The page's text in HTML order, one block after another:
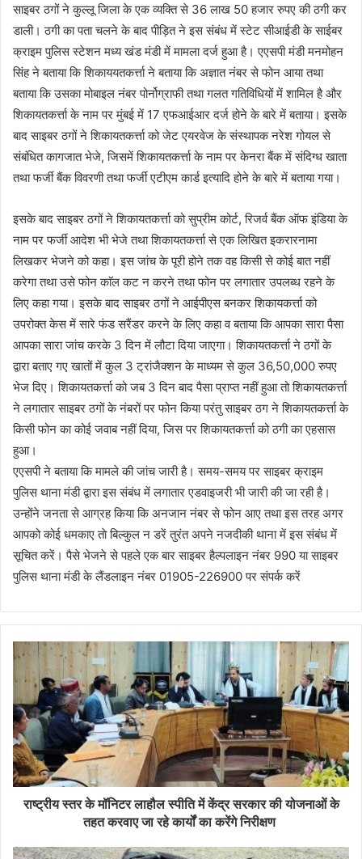
साइबर ठगों ने कुल्लू जिला के एक व्यक्ति से 36 लाख 50 हजार रुपए की ठगी कर
डाली। ठगी का पता चलने के बाद पीड़ित ने इस संबंध में स्टेट सीआईडी के साईबर
क्राइम पुलिस स्टेशन मध्य खंड मंडी में मामला दर्ज हुआ है। एएसपी मंडी मनमोहन
सिंह ने बताया कि शिकाययतकर्त्ता ने बताया कि अज्ञात नंबर से फोन आया तथा
बताया कि उसका मोबाइल नंबर पोर्नोग्राफी तथा गलत गतिविधियों में शामिल है और
शिकायतकर्त्ता के नाम पर मुंबई में 17 एफआईआर दर्ज होने के बारे में बताया। इसके
बाद साइबर ठगों ने शिकायतकर्त्ता को जेट एयरवेज के संस्थापक नरेश गोयल से
संबंधित कागजात भेजे, जिसमें शिकायतकर्त्ता के नाम पर केनरा बैंक में संदिग्ध खाता
तथा फर्जी बैंक विवरणी तथा फर्जी एटीएम कार्ड इत्यादि होने के बारे में बताया गया।
इसके बाद साइबर ठगों ने शिकायतकर्त्ता को सुप्रीम कोर्ट, रिजर्व बैंक ऑफ इंडिया के
नाम पर फर्जी आदेश भी भेजे तथा शिकायतकर्त्ता से एक लिखित इकरारनामा
लिखकर भेजने को कहा। इस जांच के पूरी होने तक वह किसी से कोई बात नहीं
करेगा तथा उसे फोन काॅल कट न करने तथा फोन पर लगातार उपलब्ध रहने के
लिए कहा गया। इसके बाद साइबर ठगों ने आईपीएस बनकर शिकायकर्त्ता को
उपरोक्त केस में सारे फंड सरैंडर करने के लिए कहा व बताया कि आपका सारा पैसा
आपका सारा जांच करके 3 दिन में लौटा दिया जाएगा। शिकायतकर्त्ता ने ठगों के
द्वारा बताए गए खातों में कुल 3 ट्रांजैक्शन के माध्यम से कुल 36,50,000 रुपए
भेज दिए। शिकायतकर्त्ता को जब 3 दिन बाद पैसा प्राप्त नहीं हुआ तो शिकायतकर्त्ता
ने लगातार साइबर ठगों के नंबरों पर फोन किया परंतु साइबर ठग ने शिकायतकर्त्ता के
किसी फोन का कोई जवाब नहीं दिया, जिस पर शिकायतकर्त्ता को ठगी का एहसास
हुआ।
एएसपी ने बताया कि मामले की जांच जारी है। समय-समय पर साइबर क्राइम
पुलिस थाना मंडी द्वारा इस संबंध में लगातार एडवाइजरी भी जारी की जा रही है।
उन्होंने जनता से आग्रह किया कि अनजान नंबर से फोन आए तथा इस तरह अगर
आपको कोई धमकाए ताे बिल्कुल न डरें तुरंत अपने नजदीकी थाना में इस संबंध में
सूचित करें। पैसे भेजने से पहले एक बार साइबर हैल्पलाइन नंबर 990 या साइबर
पुलिस थाना मंडी के लैंडलाइन नंबर 01905-226900 पर संपर्क करें
राष्ट्रीय स्तर के मॉनिटर लाहौल स्पीति में केंद्र सरकार की योजनाओं के
तहत करवाए जा रहे कार्यों का करेंगे निरीक्षण